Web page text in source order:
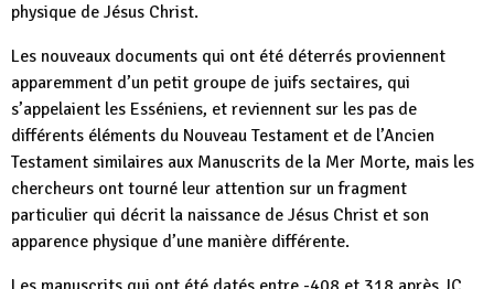
physique de Jésus Christ.
Les nouveaux documents qui ont été déterrés proviennent
apparemment d’un petit groupe de juifs sectaires, qui
s’appelaient les Esséniens, et reviennent sur les pas de
différents éléments du Nouveau Testament et de l’Ancien
Testament similaires aux Manuscrits de la Mer Morte, mais les
chercheurs ont tourné leur attention sur un fragment
particulier qui décrit la naissance de Jésus Christ et son
apparence physique d’une manière différente.